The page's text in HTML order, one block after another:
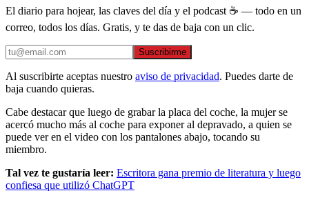
El diario para hojear, las claves del día y el podcast ☕ — todo en un
correo, todos los días. Gratis, y te das de baja con un clic.
Suscribirme
Al suscribirte aceptas nuestro aviso de privacidad. Puedes darte de
baja cuando quieras.
Cabe destacar que luego de grabar la placa del coche, la mujer se
acercó mucho más al coche para exponer al depravado, a quien se
puede ver en el video con los pantalones abajo, tocando su
miembro.
Tal vez te gustaría leer: Escritora gana premio de literatura y luego
confiesa que utilizó ChatGPT